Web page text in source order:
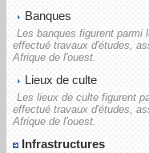
Banques
Les banques figurent parmi
effectué travaux d'études,
Afrique de l'ouest.
Lieux de culte
Les lieux de culte figurent
effectué travaux d'études,
Afrique de l'ouest.
Infrastructures